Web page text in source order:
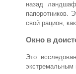
назад
папоротников.
свой рацион,
Окно в
Это
экстремальным